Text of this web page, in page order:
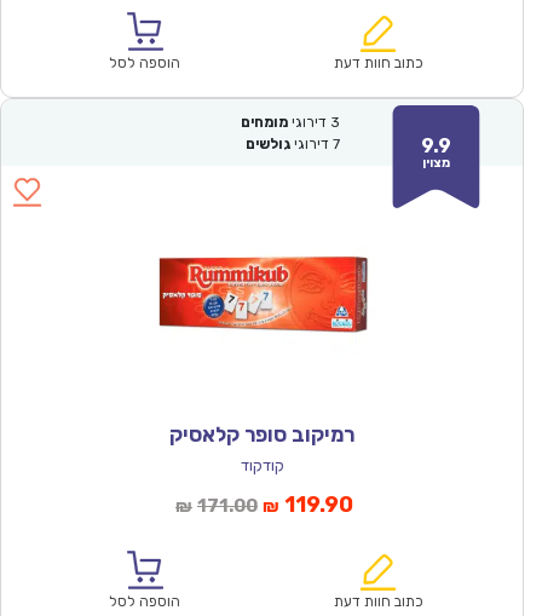
₪86.00.
הוא:
כתוב חוות דעת הוספה לסל
9.9
מצוין
3 דירוגי מומחים
7 דירוגי גולשים
רמיקוב סופר קלאסיק
קודקוד
₪ 171.00המחיר
₪171.00.
₪ 119.90המחיר
הוא:
כתוב חוות דעת הוספה לסל